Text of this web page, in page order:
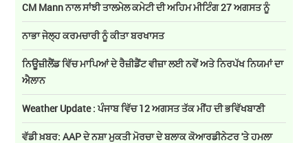
CM Mann ਨਾਲ ਸਾਂਝੀ ਤਾਲਮੇਲ ਕਮੇਟੀ ਦੀ ਅਹਿਮ ਮੀਟਿੰਗ 27 ਅਗਸਤ ਨੂੰ
ਨਾਭਾ ਜੇਲ੍ਹ ਕਰਮਚਾਰੀ ਨੂੰ ਕੀਤਾ ਬਰਖਾਸਤ
ਨਿਊਜ਼ੀਲੈਂਡ ਵਿੱਚ ਮਾਪਿਆਂ ਦੇ ਰੈਜ਼ੀਡੈਂਟ ਵੀਜ਼ਾ ਲਈ ਨਵੇਂ ਅਤੇ ਨਿਰਪੱਖ ਨਿਯਮਾਂ ਦਾ
ਐਲਾਨ
Weather Update : ਪੰਜਾਬ ਵਿੱਚ 12 ਅਗਸਤ ਤੱਕ ਮੀਂਹ ਦੀ ਭਵਿੱਖਬਾਣੀ
ਵੱਡੀ ਖ਼ਬਰ: AAP ਦੇ ਨਸ਼ਾ ਮੁਕਤੀ ਮੋਰਚਾ ਦੇ ਬਲਾਕ ਕੋਆਰਡੀਨੇਟਰ 'ਤੇ ਹਮਲਾ